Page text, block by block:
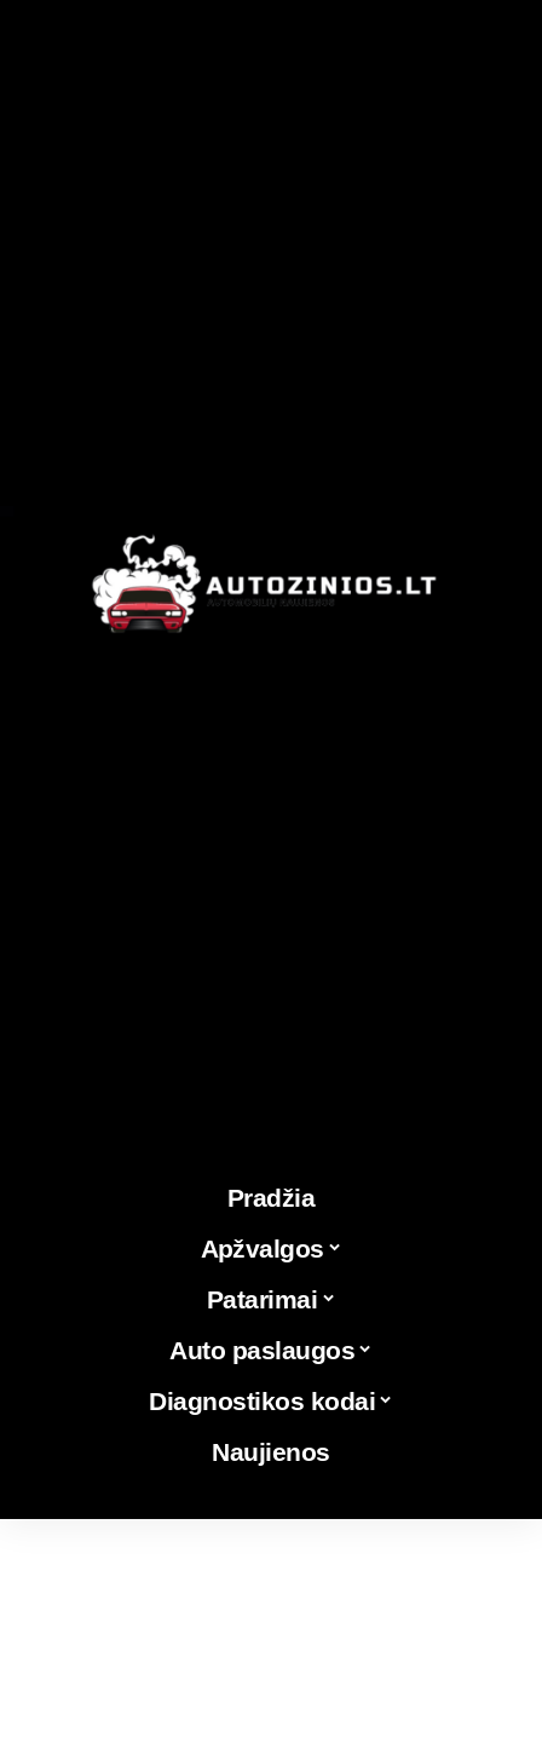
Pradžia
Apžvalgos
Patarimai
Auto paslaugos
Diagnostikos kodai
Naujienos